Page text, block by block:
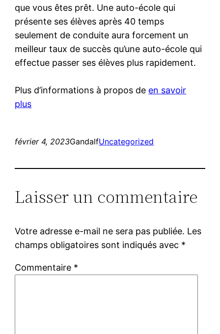
que vous êtes prêt. Une auto-école qui
présente ses élèves après 40 temps
seulement de conduite aura forcement un
meilleur taux de succès qu’une auto-école qui
effectue passer ses élèves plus rapidement.
Plus d’informations à propos de en savoir
plus
février 4, 2023GandalfUncategorized
Laisser un commentaire
Votre adresse e-mail ne sera pas publiée. Les
champs obligatoires sont indiqués avec *
Commentaire *